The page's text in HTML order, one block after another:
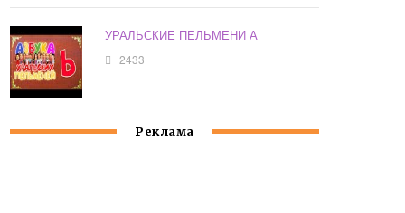
УРАЛЬСКИЕ ПЕЛЬМЕНИ А
2433
Реклама